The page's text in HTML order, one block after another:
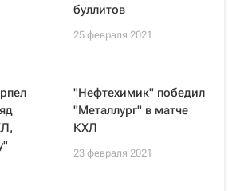
буллитов
25 февраля 2021
"Нефтехимик" победил
"Металлург" в матче
КХЛ
23 февраля 2021